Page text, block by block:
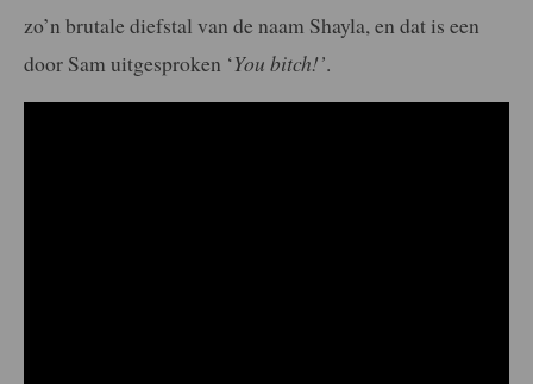
zo’n brutale diefstal van de naam Shayla, en dat is een
door Sam uitgesproken ‘You bitch!’.